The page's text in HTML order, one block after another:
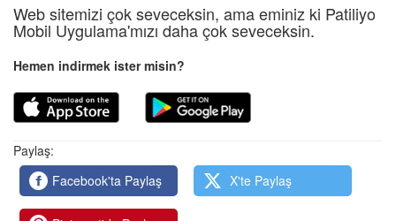
Web sitemizi çok seveceksin, ama eminiz ki Patiliyo
Mobil Uygulama'mızı daha çok seveceksin.
Hemen indirmek ister misin?
Paylaş:
Facebook'ta Paylaş
X'te Paylaş